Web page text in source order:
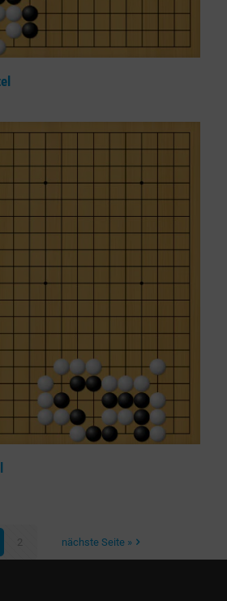
2 nächste Seite »